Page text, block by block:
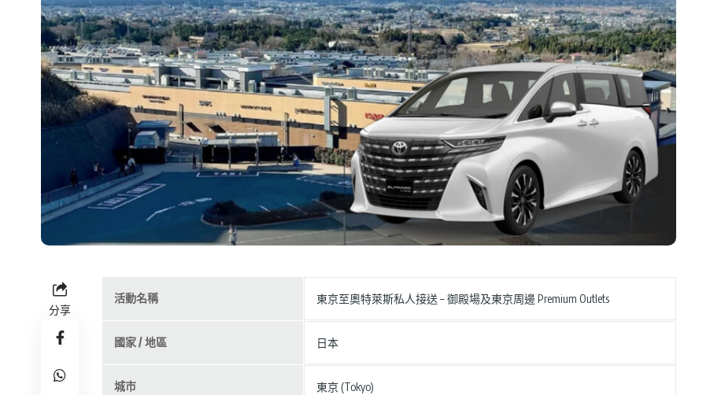
分享
活動名稱 東京至奧特萊斯私人接送 – 御殿場及東京周邊 Premium Outlets
國家 / 地區 日本
城市 東京 (Tokyo)